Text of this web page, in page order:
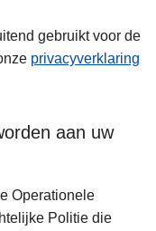
gebruikt voor de
privacyverklaring
aan uw
Operationele
Politie die